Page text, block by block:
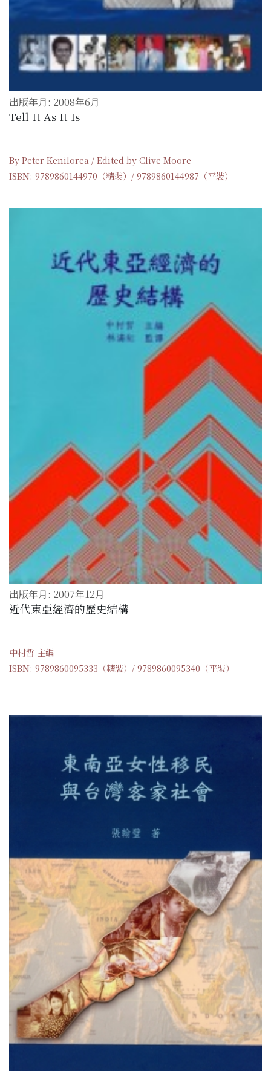
出版年月: 2008年6月
Tell It As It Is
By Peter Kenilorea / Edited by Clive Moore
ISBN: 9789860144970（精裝）/ 9789860144987（平裝）
出版年月: 2007年12月
近代東亞經濟的歷史結構
中村哲 主編
ISBN: 9789860095333（精裝）/ 9789860095340（平裝）